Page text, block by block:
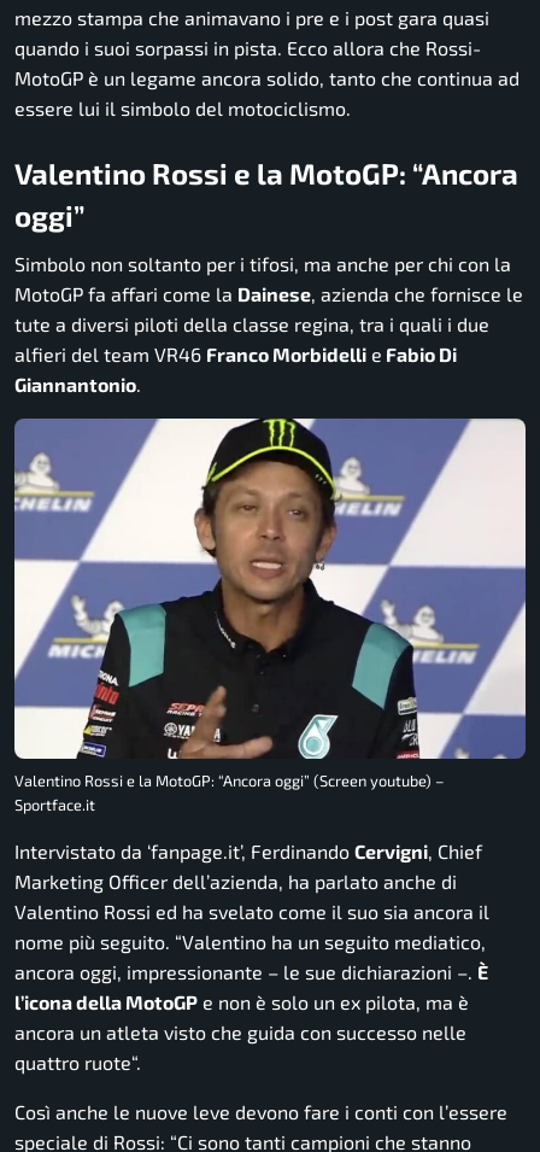
mezzo stampa che animavano i pre e i post gara quasi
quando i suoi sorpassi in pista. Ecco allora che Rossi-
MotoGP è un legame ancora solido, tanto che continua ad
essere lui il simbolo del motociclismo.
Valentino Rossi e la MotoGP: “Ancora
oggi”
Simbolo non soltanto per i tifosi, ma anche per chi con la
MotoGP fa affari come la Dainese , azienda che fornisce le
tute a diversi piloti della classe regina, tra i quali i due
alfieri del team VR46 Franco Morbidelli e Fabio Di
Giannantonio
Valentino Rossi e la MotoGP: “Ancora oggi” (Screen youtube) –
Sportface.it
Intervistato da ‘fanpage.it’, Ferdinando Cervigni, Chief
Marketing Officer dell’azienda, ha parlato anche di
Valentino Rossi ed ha svelato come il suo sia ancora il
nome più seguito. “Valentino ha un seguito mediatico,
ancora oggi, impressionante – le sue dichiarazioni –. È
l’icona della MotoGP e non è solo un ex pilota, ma è
ancora un atleta visto che guida con successo nelle
quattro ruote“.
Così anche le nuove leve devono fare i conti con l’essere
speciale di Rossi: “Ci sono tanti campioni che stanno